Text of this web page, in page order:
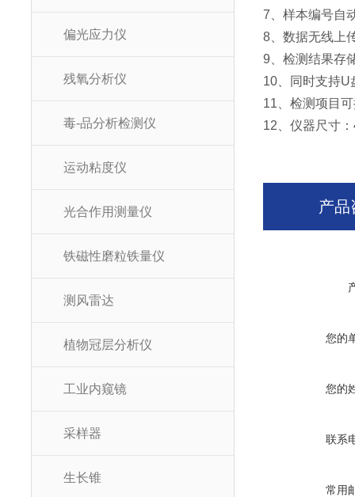
偏光应力仪
残氧分析仪
毒-品分析检测仪
运动粘度仪
光合作用测量仪
铁磁性磨粒铁量仪
测风雷达
植物冠层分析仪
工业内窥镜
采样器
生长锥
7、样本编号自
8、数据无线上
9、检测结果存
10、同时支持U
11、检测项目
12、仪器尺寸
产品
您的
您的
联系
常用